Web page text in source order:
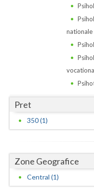
Harghita
Hunedoara
Iasi
Ilfov
nationale
Pret
350 (1)
Zone Geografice
Central (1)